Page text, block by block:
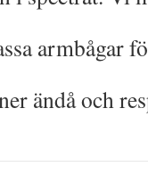
armbågar
ändå och